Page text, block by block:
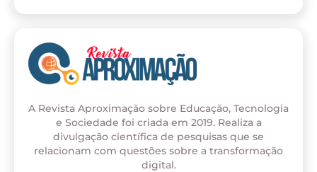
A Revista Aproximação sobre Educação, Tecnologia
e Sociedade foi criada em 2019. Realiza a
divulgação científica de pesquisas que se
relacionam com questões sobre a transformação
digital.